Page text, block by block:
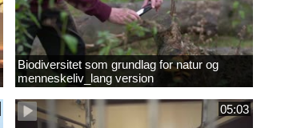
Biodiversitet som grundlag for natur og
menneskeliv_lang version
05:03